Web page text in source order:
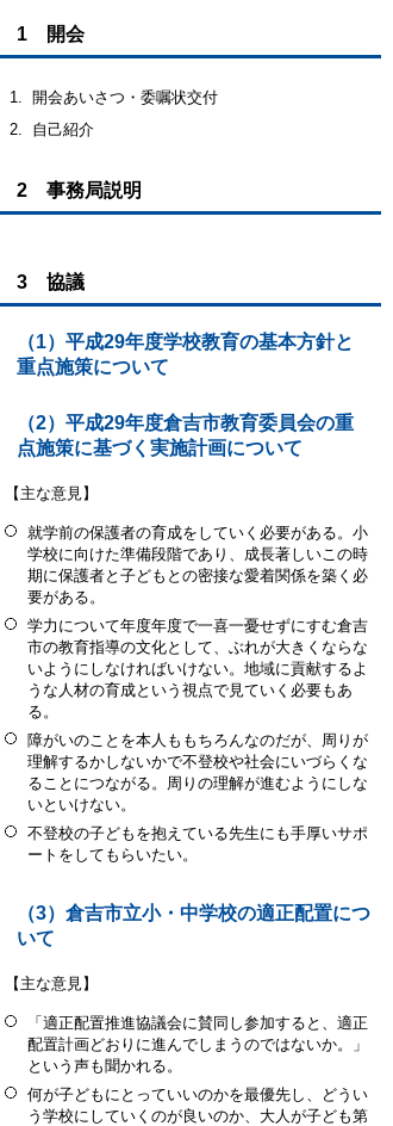
1 開会
開会あいさつ・委嘱状交付
自己紹介
2 事務局説明
3 協議
（1）平成29年度学校教育の基本方針と
重点施策について
（2）平成29年度倉吉市教育委員会の重
点施策に基づく実施計画について
【主な意見】
就学前の保護者の育成をしていく必要がある。小
学校に向けた準備段階であり、成長著しいこの時
期に保護者と子どもとの密接な愛着関係を築く必
要がある。
学力について年度年度で一喜一憂せずにすむ倉吉
市の教育指導の文化として、ぶれが大きくならな
いようにしなければいけない。地域に貢献するよ
うな人材の育成という視点で見ていく必要もあ
る。
障がいのことを本人ももちろんなのだが、周りが
理解するかしないかで不登校や社会にいづらくな
ることにつながる。周りの理解が進むようにしな
いといけない。
不登校の子どもを抱えている先生にも手厚いサポ
ートをしてもらいたい。
（3）倉吉市立小・中学校の適正配置につ
いて
【主な意見】
「適正配置推進協議会に賛同し参加すると、適正
配置計画どおりに進んでしまうのではないか。」
という声も聞かれる。
何が子どもにとっていいのかを最優先し、どうい
う学校にしていくのが良いのか、大人が子ども第